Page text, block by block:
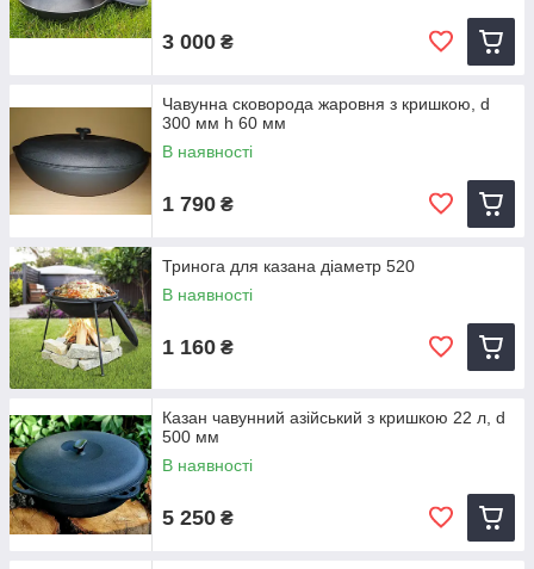
3 000 ₴
Чавунна сковорода жаровня з кришкою, d
300 мм h 60 мм
В наявності
1 790 ₴
Тринога для казана діаметр 520
В наявності
1 160 ₴
Казан чавунний азійський з кришкою 22 л, d
500 мм
В наявності
5 250 ₴